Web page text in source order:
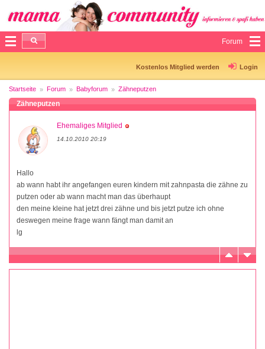
Forum
Kostenlos Mitglied werden Login
Startseite Forum Babyforum Zähneputzen
Zähneputzen
Ehemaliges Mitglied
14.10.2010 20:19
Hallo
ab wann habt ihr angefangen euren kindern mit zahnpasta die zähne zu
putzen oder ab wann macht man das überhaupt
den meine kleine hat jetzt drei zähne und bis jetzt putze ich ohne
deswegen meine frage wann fängt man damit an
lg